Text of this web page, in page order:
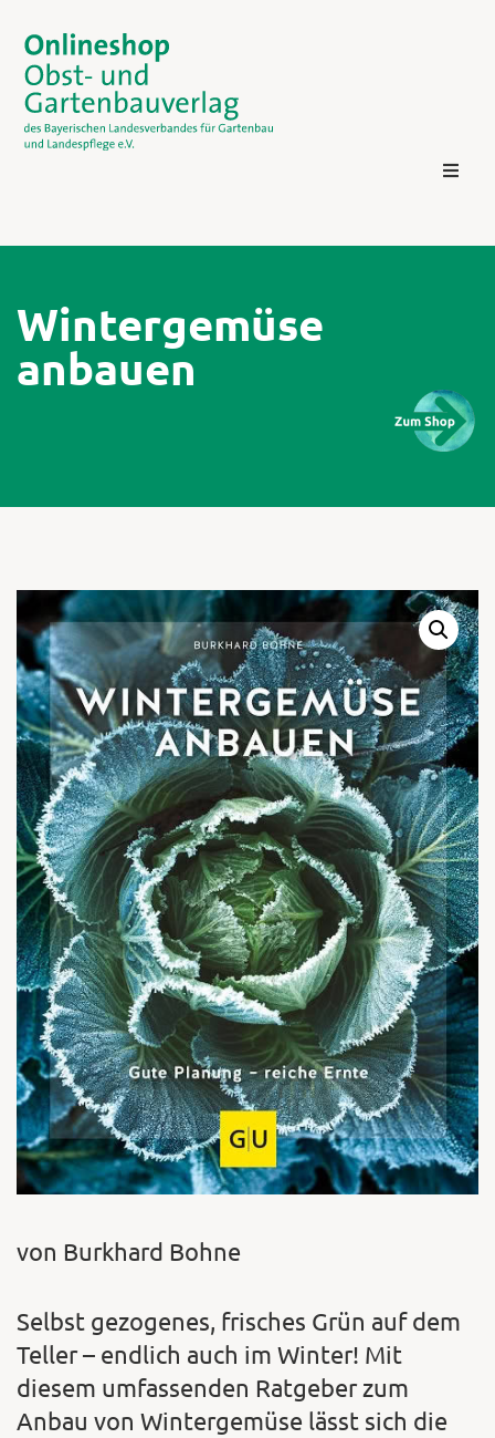
Kontakt
Zum
Wintergemüse
anbauen
von Burkhard Bohne
Selbst gezogenes, frisches Grün auf dem
Teller – endlich auch im Winter! Mit
diesem umfassenden Ratgeber zum
Anbau von Wintergemüse lässt sich die